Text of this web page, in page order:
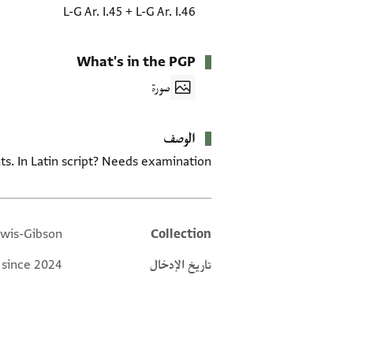
L-G Ar. I.46
+
L-G Ar. I.45
What's in the PGP
صورة
الوصف
In Latin script? Needs examination.
Additional metadata
Collection
Gibson
تاريخ الإدخال
since 2024